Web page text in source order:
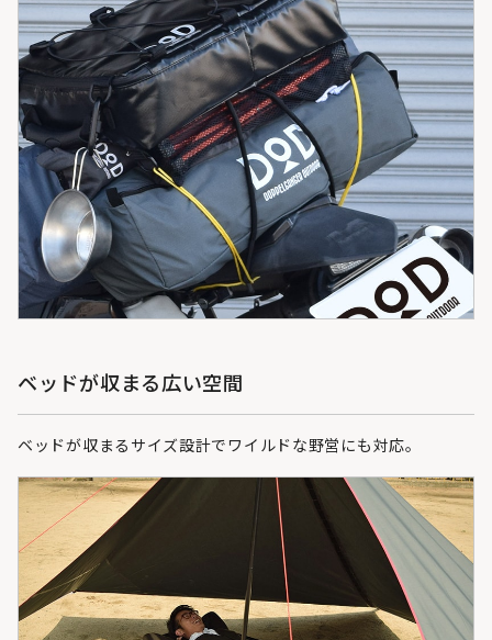
ベッドが収まる広い空間
ベッドが収まるサイズ設計でワイルドな野営にも対応。